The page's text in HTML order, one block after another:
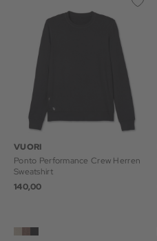
VUORI
Ponto Performance Crew Herren
Sweatshirt
140,00